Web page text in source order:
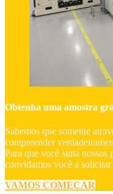
Obtenha uma amostra
Sabemos que somente
compreender
Para que você sinta
convidamos você a solicitar
VAMOS COMEÇAR